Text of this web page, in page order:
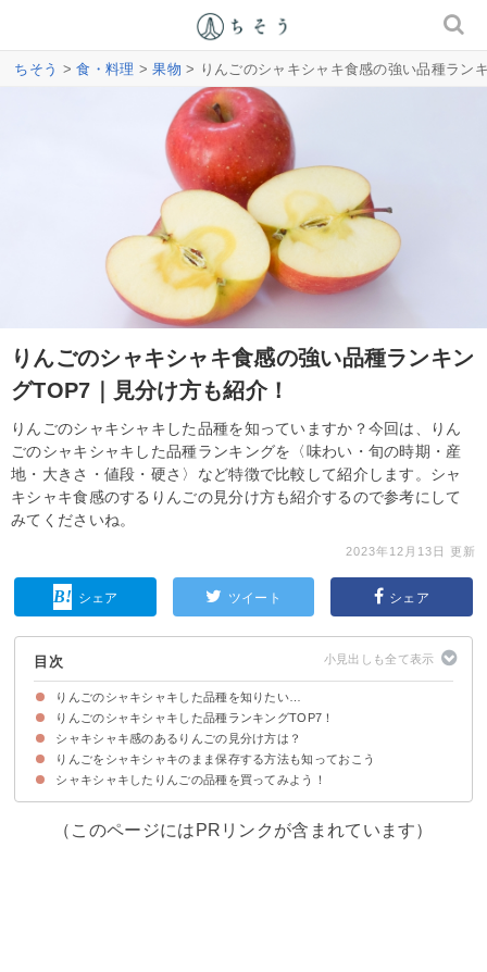
ちそう >食・料理 >果物 > りんごのシャキシャキ食感の強い品種ラン
りんごのシャキシャキ食感の強い品種ランキン
グTOP7｜見分け方も紹介！
りんごのシャキシャキした品種を知っていますか？今回は、りん
ごのシャキシャキした品種ランキングを〈味わい・旬の時期・産
地・大きさ・値段・硬さ〉など特徴で比較して紹介します。シャ
キシャキ食感のするりんごの見分け方も紹介するので参考にして
みてくださいね。
2023年12月13日 更新
シェア ツイート シェア
目次
りんごのシャキシャキした品種を知りたい…
りんごのシャキシャキした品種ランキングTOP7！
第7位：トキ
第6位：世界一
第5位：シナノゴールド
第4位：ジョナゴールド
第3位：秋映
第2位：紅玉
第1位：ふじ・サンふじ
シャキシャキ感のあるりんごの見分け方は？
シャキシャキ感のあるりんごを食べたい時は新鮮な個体を選ぼう
りんごをシャキシャキのまま保存する方法も知っておこう
りんごの鮮度を保つ保存方法
シャキシャキしたりんごの品種を買ってみよう！
（このページにはPRリンクが含まれています）